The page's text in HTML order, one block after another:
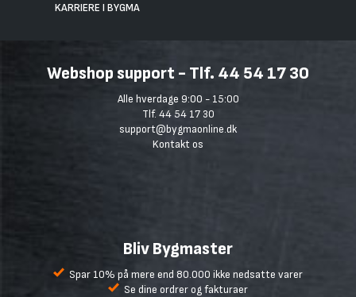
KARRIERE I BYGMA
Webshop support - Tlf. 44 54 17 30
Alle hverdage 9:00 - 15:00
Tlf. 44 54 17 30
support@bygmaonline.dk
Kontakt os
Bliv Bygmaster
Spar 10% på mere end 80.000 ikke nedsatte varer
Se dine ordrer og fakturaer